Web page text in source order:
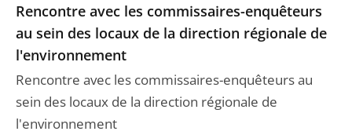
Rencontre avec les commissaires-enquêteurs
au sein des locaux de la direction régionale de
l'environnement
Rencontre avec les commissaires-enquêteurs au
sein des locaux de la direction régionale de
l'environnement